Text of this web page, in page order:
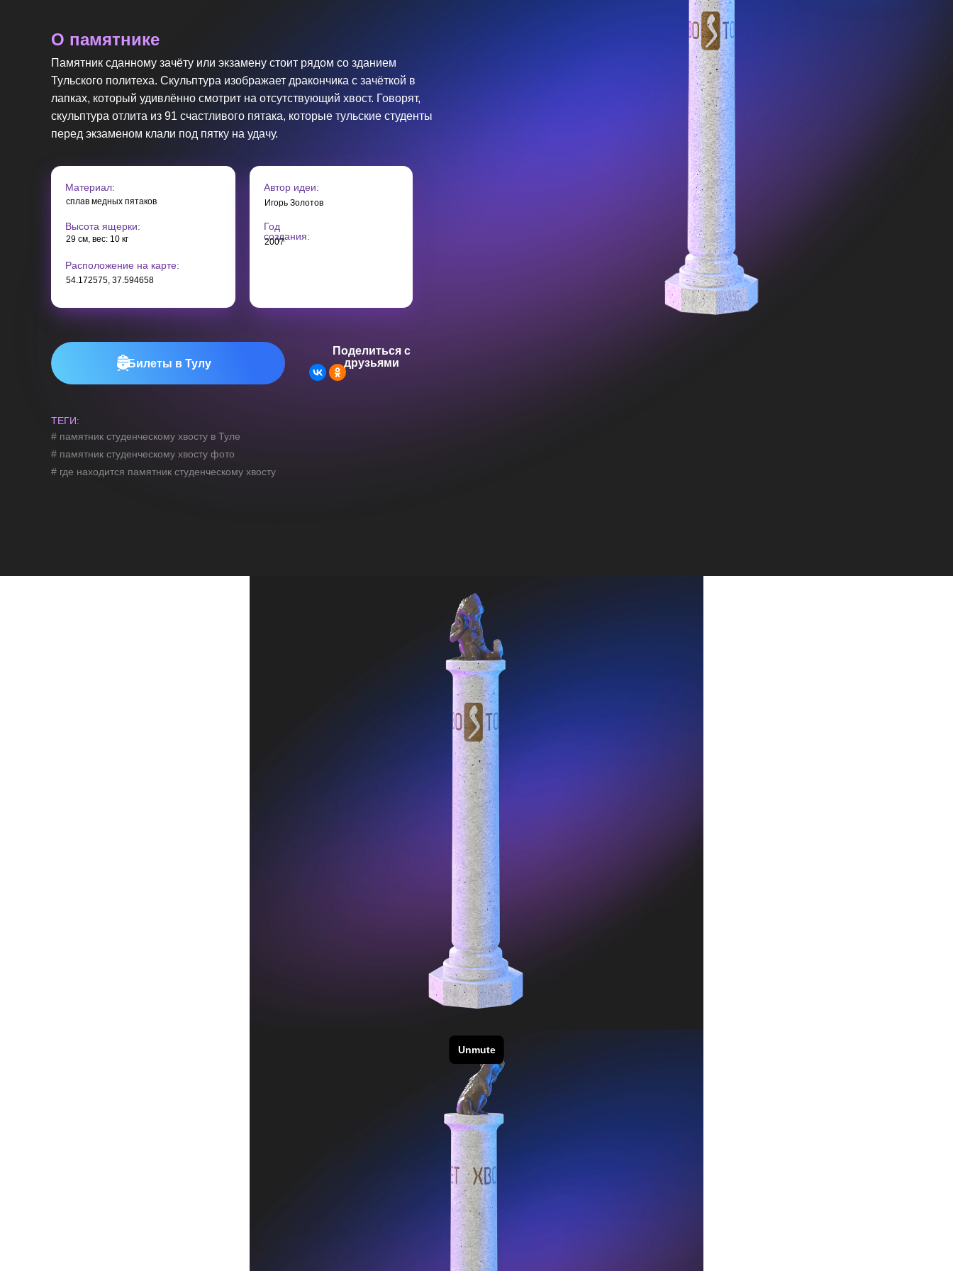
О памятнике
Памятник сданному зачёту или экзамену стоит рядом со зданием
Тульского политеха. Скульптура изображает дракончика с зачёткой в
лапках, который удивлённо смотрит на отсутствующий хвост. Говорят,
скульптура отлита из 91 счастливого пятака, которые тульские студенты
перед экзаменом клали под пятку на удачу.
Расположение на карте:
54.172575, 37.594658
Материал:
сплав медных пятаков
Высота ящерки:
29 см, вес: 10 кг
Год
создания:
2007
Автор идеи:
Игорь Золотов
Поделиться с
друзьями
Билеты в Тулу
ТЕГИ:
# памятник студенческому хвосту в Туле
# памятник студенческому хвосту фото
# где находится памятник студенческому хвосту